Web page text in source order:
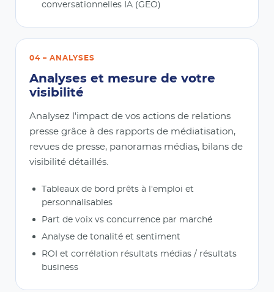
conversationnelles IA (GEO)
04 – ANALYSES
Analyses et mesure de votre
visibilité
Analysez l'impact de vos actions de relations
presse grâce à des rapports de médiatisation,
revues de presse, panoramas médias, bilans de
visibilité détaillés.
Tableaux de bord prêts à l'emploi et
personnalisables
Part de voix vs concurrence par marché
Analyse de tonalité et sentiment
ROI et corrélation résultats médias / résultats
business